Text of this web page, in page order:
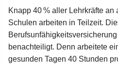
Knapp 40 % aller Lehrkräfte
Schulen arbeiten in Teilzeit.
benachteiligt. Denn arbeitete
gesunden Tagen 40 Stunden